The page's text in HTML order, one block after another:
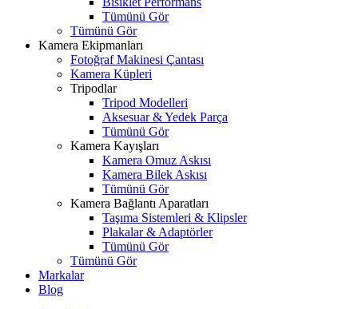
Tümünü Gör
Tümünü Gör
Kamera Ekipmanları
Fotoğraf Makinesi Çantası
Kamera Küpleri
Tripodlar
Tripod Modelleri
Aksesuar & Yedek Parça
Tümünü Gör
Kamera Kayışları
Kamera Omuz Askısı
Kamera Bilek Askısı
Tümünü Gör
Kamera Bağlantı Aparatları
Taşıma Sistemleri & Klipsler
Plakalar & Adaptörler
Tümünü Gör
Tümünü Gör
Markalar
Blog